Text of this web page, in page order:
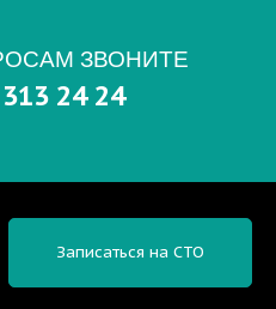
ЗВОНИТЕ
24 24
Записаться на СТО